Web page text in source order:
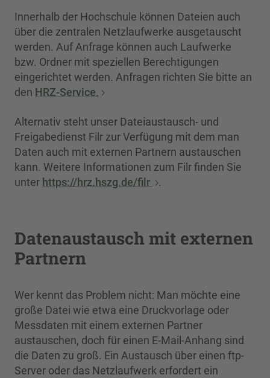
Innerhalb der Hochschule können Dateien auch
über die zentralen Netzlaufwerke ausgetauscht
werden. Auf Anfrage können auch Laufwerke
bzw. Ordner mit speziellen Berechtigungen
eingerichtet werden. Anfragen richten Sie bitte an
den HRZ-Service.
Alternativ steht unser Dateiaustausch- und
Freigabedienst Filr zur Verfügung mit dem man
Daten auch mit externen Partnern austauschen
kann. Weitere Informationen zum Filr finden Sie
unter https://hrz.hszg.de/filr .
Datenaustausch mit externen
Partnern
Wer kennt das Problem nicht: Man möchte eine
große Datei wie etwa eine Druckvorlage oder
Messdaten mit einem externen Partner
austauschen, doch für einen E-Mail-Anhang sind
die Daten zu groß. Ein Austausch über einen ftp-
Server oder das Netzlaufwerk erfordert ein